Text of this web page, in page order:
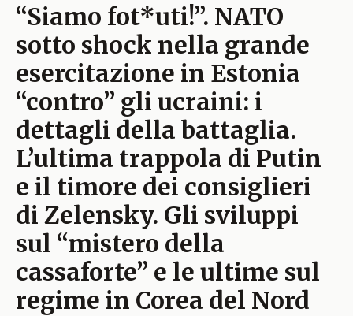
“Siamo fot*uti!”. NATO
sotto shock nella grande
esercitazione in Estonia
“contro” gli ucraini: i
dettagli della battaglia.
L’ultima trappola di Putin
e il timore dei consiglieri
di Zelensky. Gli sviluppi
sul “mistero della
cassaforte” e le ultime sul
regime in Corea del Nord